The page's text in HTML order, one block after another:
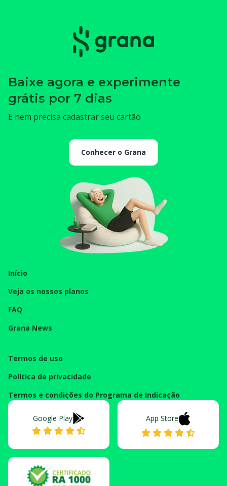
Baixe agora e experimente
grátis por 7 dias
E nem precisa cadastrar seu cartão
Conhecer o Grana
Início
Veja os nossos planos
FAQ
Grana News
Termos de uso
Política de privacidade
Termos e condições do Programa de Indicação
Google Play App Store